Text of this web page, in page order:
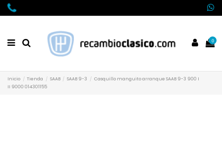
0
Inicio Tienda SAAB SAAB 9-3
Casquillo manguito arranque SAAB 9-3 900 I
II 9000 014301155